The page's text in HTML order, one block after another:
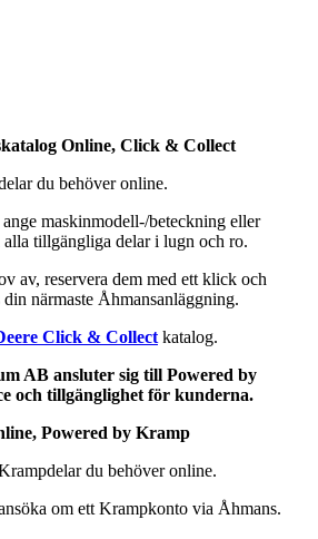
Online, Click & Collect
du behöver online.
maskinmodell-/beteckning eller
alla tillgängliga delar i lugn och ro.
av, reservera dem med ett klick och
din närmaste Åhmansanläggning.
Click & Collect katalog.
AB ansluter sig till Powered by
och tillgänglighet för kunderna.
Powered by Kramp
du behöver online.
om ett Krampkonto via Åhmans.